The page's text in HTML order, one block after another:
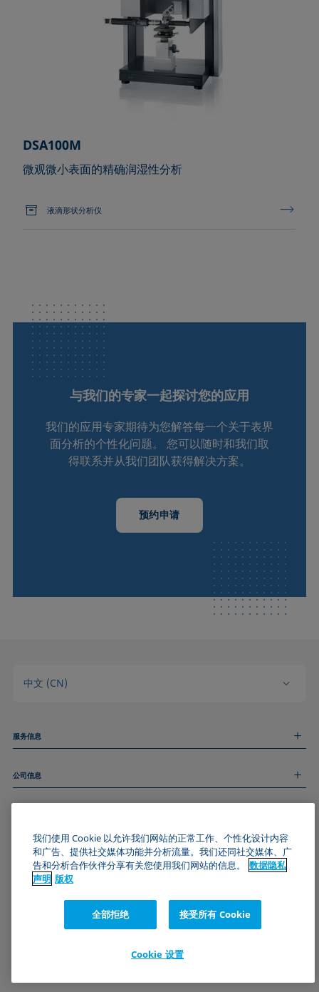
DSA100M
微观微小表面的精确润湿性分析
液滴形状分析仪
与我们的专家一起探讨您的应用
我们的应用专家期待为您解答每一个关于表界
面分析的个性化问题。 您可以随时和我们取
得联系并从我们团队获得解决方案。
预约申请
中文 (CN)
服务信息
技术服务
和我们取得联系
公司信息
关于我们
数据隐私声明
Cookie政策
订阅我们的新闻简报
加入KRÜSS社区
我们使用 Cookie 以允许我们网站的正常工作、个性化设计内容
和广告、提供社交媒体功能并分析流量。我们还同社交媒体、广
告和分析合作伙伴分享有关您使用我们网站的信息。
数据隐私
声明 版权
全部拒绝 接受所有 Cookie
Cookie 设置